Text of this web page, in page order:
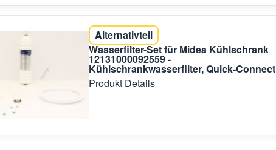
Alternativteil
Wasserfilter-Set für Midea Kühlschrank
12131000092559 -
Kühlschrankwasserfilter, Quick-Connect
Produkt Details